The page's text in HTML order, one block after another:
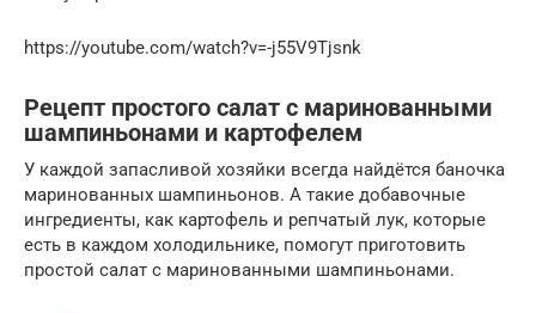
https://youtube.com/watch?v=-j55V9Tjsnk
Рецепт простого салат с маринованными
шампиньонами и картофелем
У каждой запасливой хозяйки всегда найдётся баночка
маринованных шампиньонов. А такие добавочные
ингредиенты, как картофель и репчатый лук, которые
есть в каждом холодильнике, помогут приготовить
простой салат с маринованными шампиньонами.